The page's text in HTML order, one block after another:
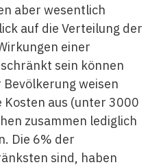
aber wesentlich
auf die Verteilung der
einer
sein können
weisen
aus (unter 3000
zusammen lediglich
Die 6% der
sind, haben